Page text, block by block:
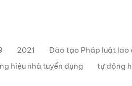
2021 Đào tạo Pháp luật lao
hiệu nhà tuyển dụng tự động